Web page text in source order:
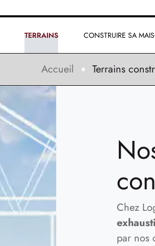
TERRAINS CONSTRUIRE SA
Accueil Terrains
Chez
par nos